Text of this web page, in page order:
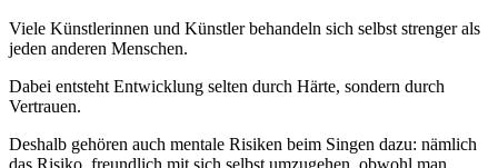
Viele Künstlerinnen und Künstler behandeln sich selbst strenger als
jeden anderen Menschen.
Dabei entsteht Entwicklung selten durch Härte, sondern durch
Vertrauen.
Deshalb gehören auch mentale Risiken beim Singen dazu: nämlich
das Risiko, freundlich mit sich selbst umzugehen, obwohl man